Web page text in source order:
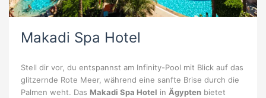
Makadi Spa Hotel
Stell dir vor, du entspannst am Infinity-Pool mit Blick auf das
glitzernde Rote Meer, während eine sanfte Brise durch die
Palmen weht. Das Makadi Spa Hotel in Ägypten bietet